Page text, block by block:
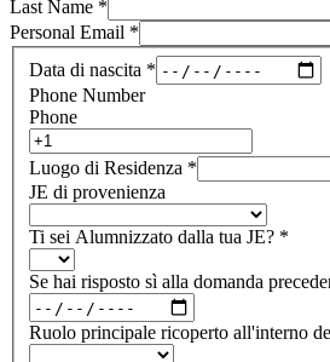
Last Name *
Personal Email *
Data di nascita *
Phone Number
Phone
Luogo di Residenza *
JE di provenienza
Ti sei Alumnizzato dalla tua JE? *
Se hai risposto sì alla domanda
Ruolo principale ricoperto all'interno